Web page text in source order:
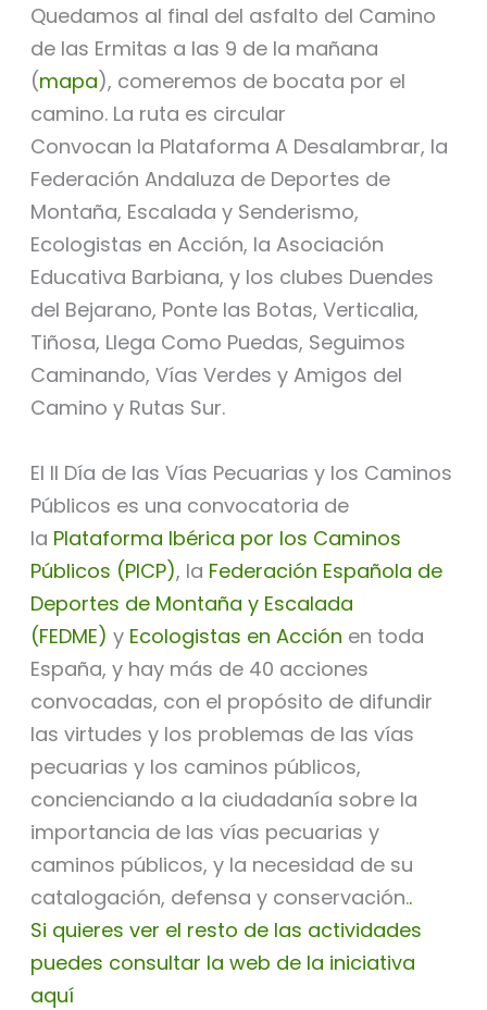
Quedamos al final del asfalto del Camino
de las Ermitas a las 9 de la mañana
(mapa), comeremos de bocata por el
camino. La ruta es circular
Convocan la Plataforma A Desalambrar, la
Federación Andaluza de Deportes de
Montaña, Escalada y Senderismo,
Ecologistas en Acción, la Asociación
Educativa Barbiana, y los clubes Duendes
del Bejarano, Ponte las Botas, Verticalia,
Tiñosa, Llega Como Puedas, Seguimos
Caminando, Vías Verdes y Amigos del
Camino y Rutas Sur.
El II Día de las Vías Pecuarias y los Caminos
Públicos es una convocatoria de
la Plataforma Ibérica por los Caminos
Públicos (PICP), la Federación Española de
Deportes de Montaña y Escalada
(FEDME) y Ecologistas en Acción en toda
España, y hay más de 40 acciones
convocadas, con el propósito de difundir
las virtudes y los problemas de las vías
pecuarias y los caminos públicos,
concienciando a la ciudadanía sobre la
importancia de las vías pecuarias y
caminos públicos, y la necesidad de su
catalogación, defensa y conservación..
Si quieres ver el resto de las actividades
puedes consultar la web de la iniciativa
aquí